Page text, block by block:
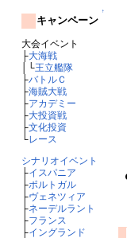
↑
キャンペーン
大会イベント
├大海戦
│└王立艦隊
├バトルＣ
├海賊大戦
├アカデミー
├大投資戦
├文化投資
└レース
シナリオイベント
├イスパニア
├ポルトガル
├ヴェネツィア
├ネーデルラント
├フランス
├イングランド